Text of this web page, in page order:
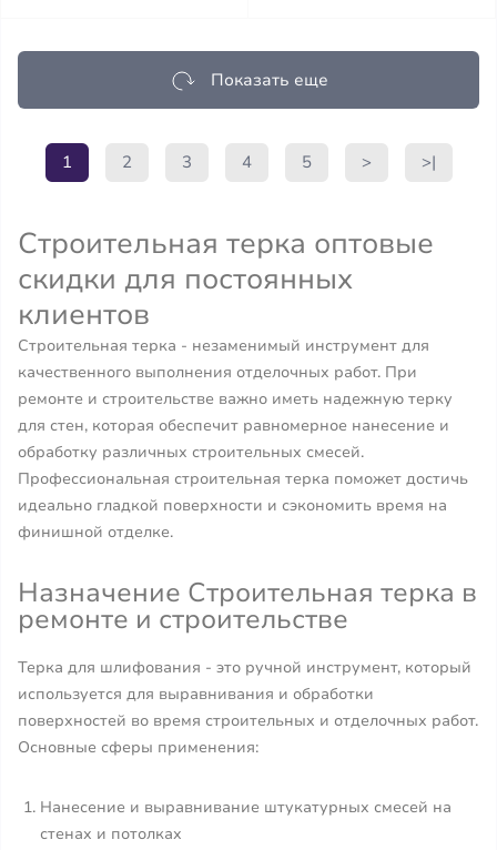
Показать еще
1 2 3 4 5 > >|
Строительная терка оптовые
скидки для постоянных
клиентов
Строительная терка - незаменимый инструмент для
качественного выполнения отделочных работ. При
ремонте и строительстве важно иметь надежную терку
для стен, которая обеспечит равномерное нанесение и
обработку различных строительных смесей.
Профессиональная строительная терка поможет достичь
идеально гладкой поверхности и сэкономить время на
финишной отделке.
Назначение Строительная терка в
ремонте и строительстве
Терка для шлифования - это ручной инструмент, который
используется для выравнивания и обработки
поверхностей во время строительных и отделочных работ.
Основные сферы применения:
Нанесение и выравнивание штукатурных смесей на
стенах и потолках